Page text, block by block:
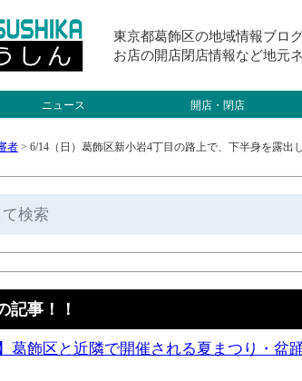
東京都葛飾区の地域情報ブロ
お店の開店閉店情報など地元
ニュース 開店・閉店
者 > 6/14（日）葛飾区新小岩4丁目の路上で、下半身を露出
記事！！
】葛飾区と近隣で開催される夏まつり・盆